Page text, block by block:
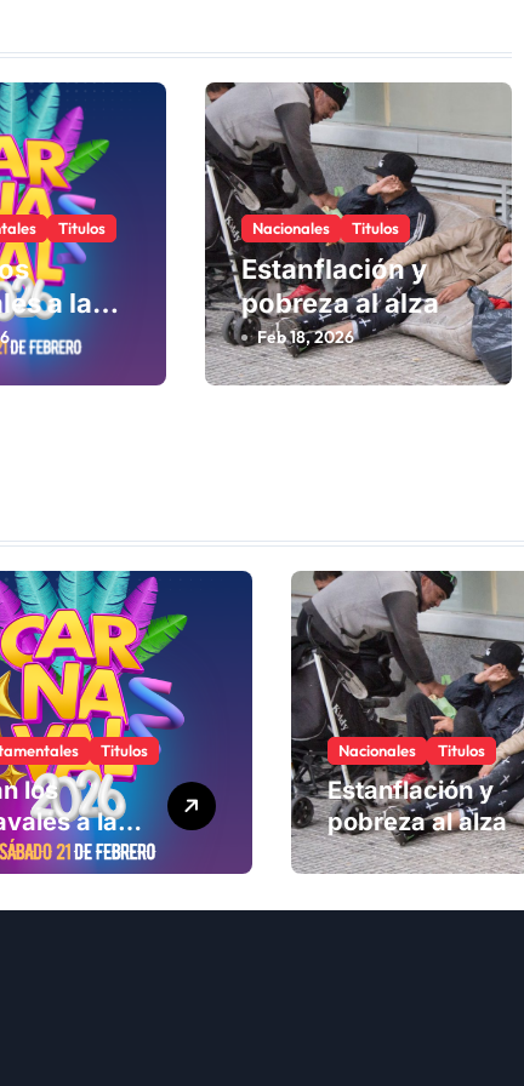
Titulos
a la
Nacionales Titulos
Estanflación y
pobreza al alza
Feb 18, 2026
Titulos
los
a la
Nacionales Titulos
Estanflación y
pobreza al alza